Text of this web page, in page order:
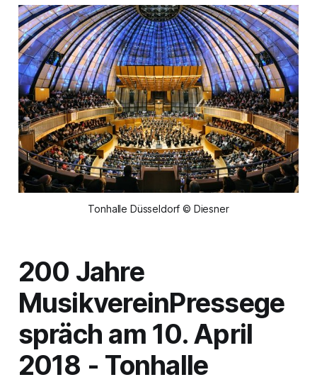
Tonhalle Düsseldorf © Diesner
200 Jahre
MusikvereinPressege
spräch am 10. April
2018 - Tonhalle